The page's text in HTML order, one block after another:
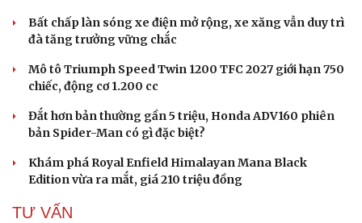
Bất chấp làn sóng xe điện mở rộng, xe xăng vẫn duy trì
đà tăng trưởng vững chắc
Mô tô Triumph Speed Twin 1200 TFC 2027 giới hạn 750
chiếc, động cơ 1.200 cc
Đắt hơn bản thường gần 5 triệu, Honda ADV160 phiên
bản Spider-Man có gì đặc biệt?
Khám phá Royal Enfield Himalayan Mana Black
Edition vừa ra mắt, giá 210 triệu đồng
TƯ VẤN